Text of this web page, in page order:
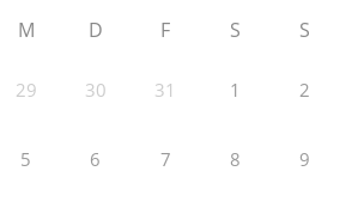
M D F S S
29 30 31 1 2
5 6 7 8 9